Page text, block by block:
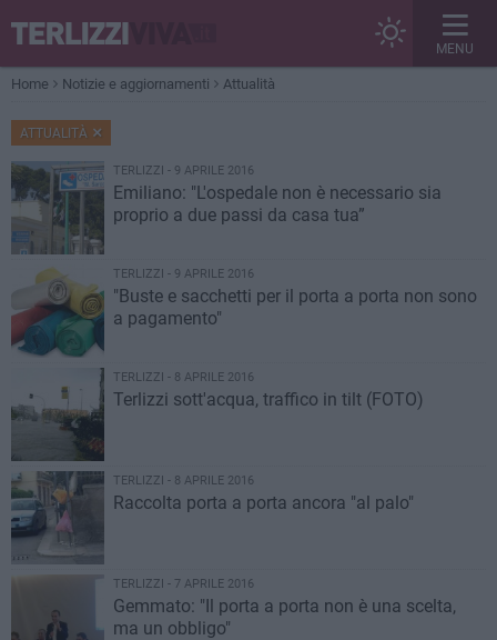
MENU
Home Notizie e aggiornamenti Attualità
ATTUALITÀ
TERLIZZI - 9 APRILE 2016
Emiliano: "L'ospedale non è necessario sia
proprio a due passi da casa tua”
TERLIZZI - 9 APRILE 2016
"Buste e sacchetti per il porta a porta non sono
a pagamento"
TERLIZZI - 8 APRILE 2016
Terlizzi sott'acqua, traffico in tilt (FOTO)
TERLIZZI - 8 APRILE 2016
Raccolta porta a porta ancora "al palo"
TERLIZZI - 7 APRILE 2016
Gemmato: "Il porta a porta non è una scelta,
ma un obbligo"